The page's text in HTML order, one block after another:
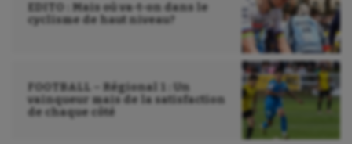
EDITO : Mais où va-t-on dans le
cyclisme de haut niveau?
FOOTBALL – Régional 1 : Un
vainqueur mais de la satisfaction
de chaque côté